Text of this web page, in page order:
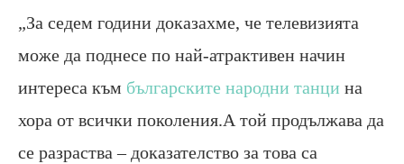
„За седем години доказахме, че телевизията
може да поднесе по най-атрактивен начин
интереса към българските народни танци на
хора от всички поколения.А той продължава да
се разраства – доказателство за това са